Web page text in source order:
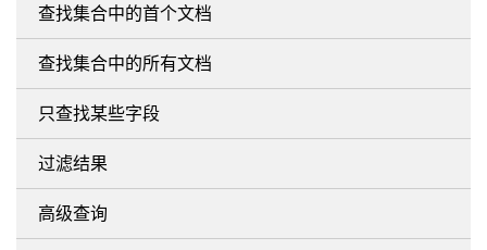
查找集合中的首个文档
查找集合中的所有文档
只查找某些字段
过滤结果
高级查询